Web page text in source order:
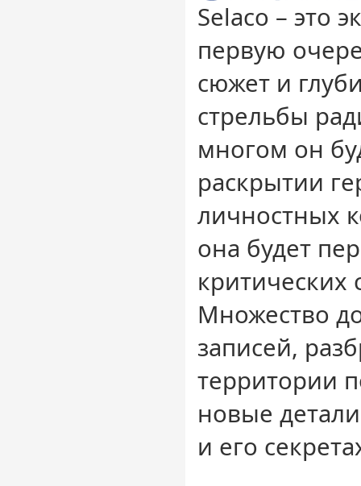
Selaco – это
первую
сюжет и
стрельбы
многом он
раскрытии
личностных
она будет
критических
Множество
записей,
территории
новые
и его